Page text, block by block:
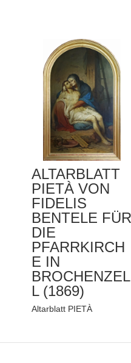
ALTARBLATT
PIETÀ VON
FIDELIS
BENTELE FÜR
DIE
PFARRKIRCH
E IN
BROCHENZEL
L (1869)
Altarblatt PIETÀ